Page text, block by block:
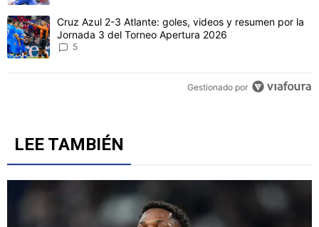
Un artículo de tendencia con el título "Cruz Azul 2-3 Atlante:
Cruz Azul 2-3 Atlante: goles, videos y resumen por la
Jornada 3 del Torneo Apertura 2026
5
Gestionado por
LEE TAMBIÉN